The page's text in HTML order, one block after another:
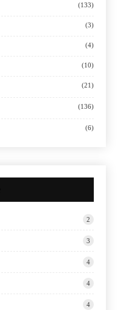
(133)
(3)
(4)
(10)
(21)
(136)
(6)
2
3
4
4
4